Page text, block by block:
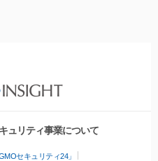
ュリティ事業について
セキュリティ24」